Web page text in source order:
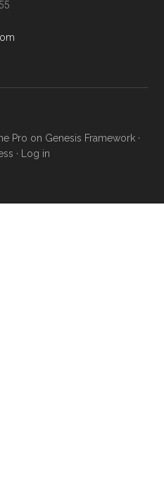
Pro on Genesis Framework·
· Log in